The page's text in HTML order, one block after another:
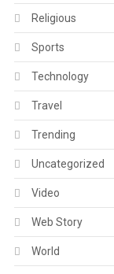
Religious
Sports
Technology
Travel
Trending
Uncategorized
Video
Web Story
World